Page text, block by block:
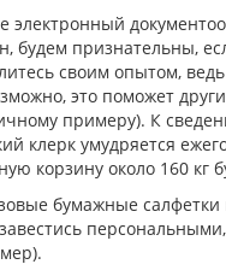
электронный
будем признательны,
своим опытом,
это поможет
примеру). К
клерк умудряется
корзину около 160 кг
бумажные салфетки